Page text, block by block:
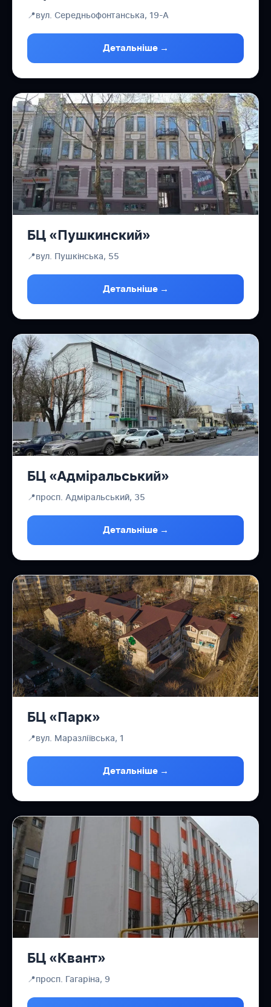
📍вул. Середньофонтанська, 19-А
Детальніше →
БЦ «Пушкинский»
📍вул. Пушкінська, 55
Детальніше →
БЦ «Адміральський»
📍просп. Адміральський, 35
Детальніше →
БЦ «Парк»
📍вул. Маразліївська, 1
Детальніше →
БЦ «Квант»
📍просп. Гагаріна, 9